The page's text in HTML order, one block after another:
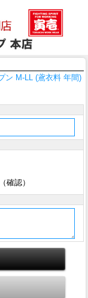
ン M-LL (鳶衣料 年間)
（確認）